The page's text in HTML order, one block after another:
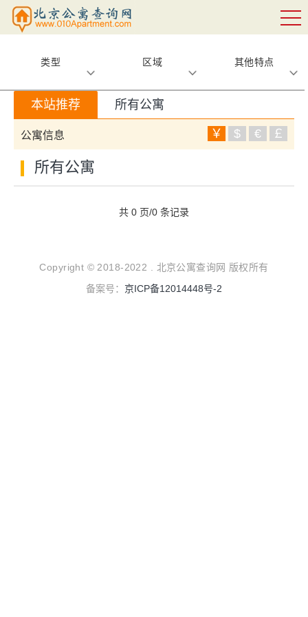
类型 区域 其他特点
本站推荐 所有公寓
公寓信息 ￥ $ € ￡
所有公寓
共 0 页/0 条记录
Copyright © 2018-2022 . 北京公寓查询网 版权所有
备案号： 京ICP备12014448号-2